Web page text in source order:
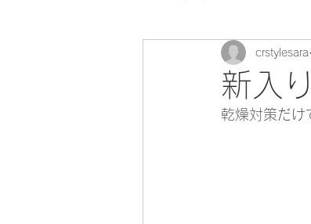
新入
crstylesara
乾燥対策だけ